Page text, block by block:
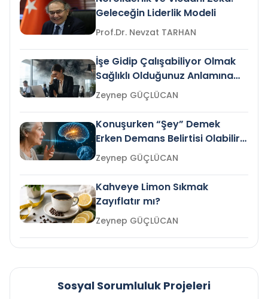
Geleceğin Liderlik Modeli
Prof.Dr. Nevzat TARHAN
İşe Gidip Çalışabiliyor Olmak
Sağlıklı Olduğunuz Anlamına
Gelir mi?Zeynep GÜÇLÜCAN
Konuşurken “Şey” Demek
Erken Demans Belirtisi Olabilir
mi?
Zeynep GÜÇLÜCAN
Kahveye Limon Sıkmak
Zayıflatır mı?
Zeynep GÜÇLÜCAN
Sosyal Sorumluluk Projeleri